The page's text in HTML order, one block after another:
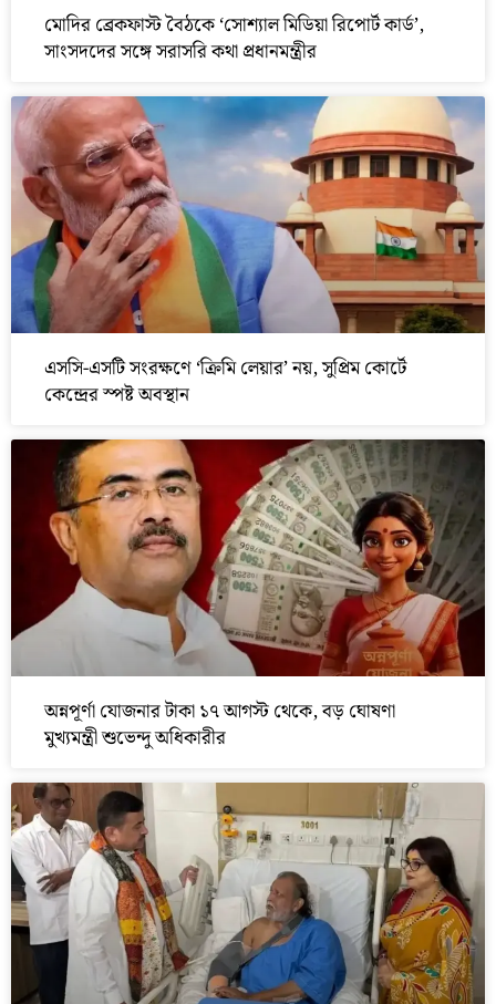
মোদির ব্রেকফাস্ট বৈঠকে ‘সোশ্যাল মিডিয়া রিপোর্ট কার্ড’,
সাংসদদের সঙ্গে সরাসরি কথা প্রধানমন্ত্রীর
এসসি-এসটি সংরক্ষণে ‘ক্রিমি লেয়ার’ নয়, সুপ্রিম কোর্টে
কেন্দ্রের স্পষ্ট অবস্থান
অন্নপূর্ণা যোজনার টাকা ১৭ আগস্ট থেকে, বড় ঘোষণা
মুখ্যমন্ত্রী শুভেন্দু অধিকারীর